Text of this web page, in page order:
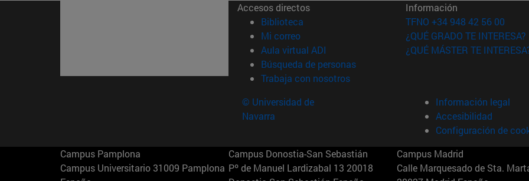
Accesos directos
Biblioteca (abre en nueva ventana)
Mi correo(abre en nueva ventana)
Aula virtual ADI (abre en nueva ventana)
Búsqueda de personas(abre en nueva ventana)
Trabaja con nosotros(abre en nueva ventana)
Información
TFNO +34 948 42 56 00
¿QUÉ GRADO TE INTERESA?
¿QUÉ MÁSTER TE
© Universidad de
Navarra
Información legal
Accesibilidad
Configuración de
Campus Pamplona
Campus Universitario 31009 Pamplona
Campus Donostia-San Sebastián
Pº de Manuel Lardizabal 13 20018
Campus Madrid
Calle Marquesado de Sta.